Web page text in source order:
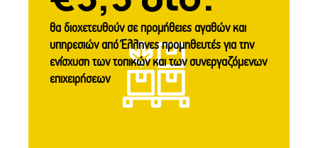
θα διοχετευθούν σε προμήθειες αγαθών και
υπηρεσιών από Έλληνες προμηθευτές για την
ενίσχυση των τοπικών και των συνεργαζόμενων
επιχειρήσεων